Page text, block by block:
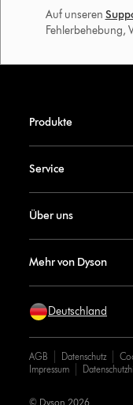
Auf unseren
Fehlerbehebung,
Produkte
Service
Über uns
Mehr von Dyson
Deutschland
AGB Datenschutz
Impressum
© Dyson 2026